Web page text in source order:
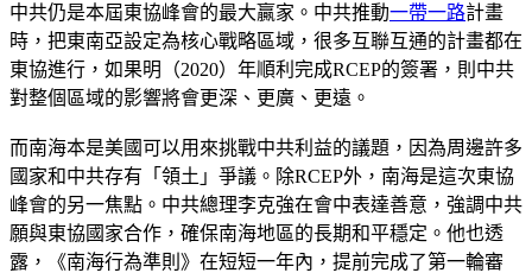
中共仍是本屆東協峰會的最大贏家。中共推動一帶一路計畫
時，把東南亞設定為核心戰略區域，很多互聯互通的計畫都在
東協進行，如果明（2020）年順利完成RCEP的簽署，則中共
對整個區域的影響將會更深、更廣、更遠。
而南海本是美國可以用來挑戰中共利益的議題，因為周邊許多
國家和中共存有「領土」爭議。除RCEP外，南海是這次東協
峰會的另一焦點。中共總理李克強在會中表達善意，強調中共
願與東協國家合作，確保南海地區的長期和平穩定。他也透
露，《南海行為準則》在短短一年內，提前完成了第一輪審